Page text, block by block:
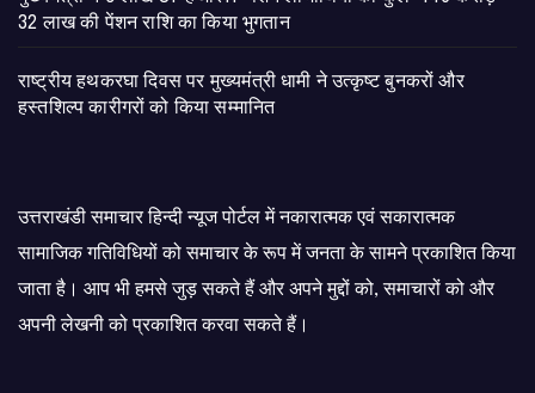
32 लाख की पेंशन राशि का किया भुगतान
राष्ट्रीय हथकरघा दिवस पर मुख्यमंत्री धामी ने उत्कृष्ट बुनकरों और
हस्तशिल्प कारीगरों को किया सम्मानित
उत्तराखंडी समाचार हिन्दी न्यूज पोर्टल में नकारात्मक एवं सकारात्मक
सामाजिक गतिविधियों को समाचार के रूप में जनता के सामने प्रकाशित किया
जाता है। आप भी हमसे जुड़ सकते हैं और अपने मुद्दों को, समाचारों को और
अपनी लेखनी को प्रकाशित करवा सकते हैं।